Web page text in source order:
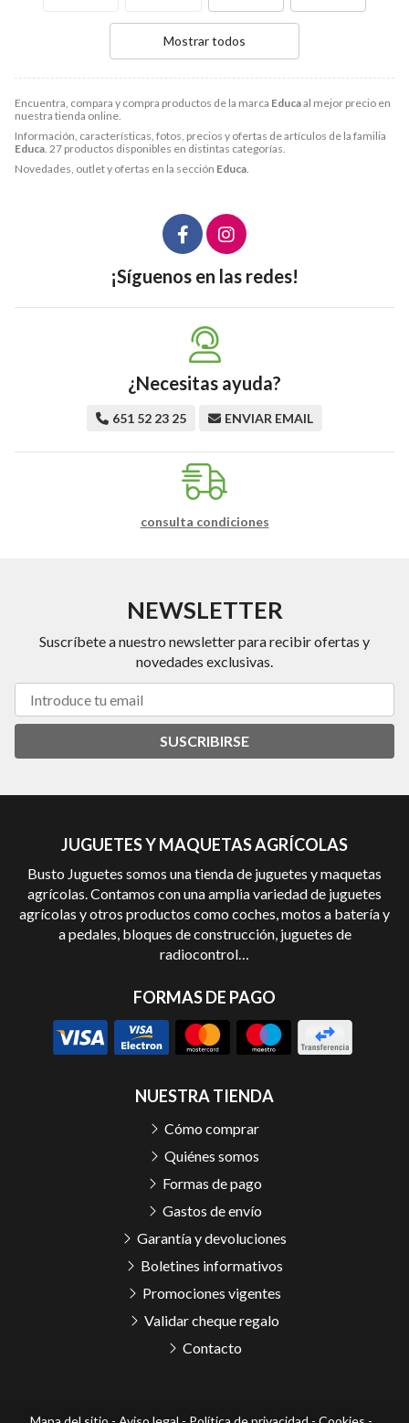
Encuentra, compara y compra productos de la marca Educaal mejor precio en
nuestra tienda online.
Información, características, fotos, precios y ofertas de artículos de la familia
Educa. 27 productos disponibles en distintas categorías.
Novedades, outlet y ofertas en la sección Educa.
Mostrar todos
¡Síguenos en las redes!
¿Necesitas ayuda?
651 52 23 25 ENVIAR EMAIL
consulta condiciones
NEWSLETTER
Suscríbete a nuestro newsletter para recibir ofertas y
novedades exclusivas.
SUSCRIBIRSE
JUGUETES Y MAQUETAS AGRÍCOLAS
Busto Juguetes somos una tienda de juguetes y maquetas
agrícolas. Contamos con una amplia variedad de juguetes
agrícolas y otros productos como coches, motos a batería y
a pedales, bloques de construcción, juguetes de
radiocontrol…
FORMAS DE PAGO
NUESTRA TIENDA
Cómo comprar
Quiénes somos
Formas de pago
Gastos de envío
Garantía y devoluciones
Boletines informativos
Promociones vigentes
Validar cheque regalo
Contacto